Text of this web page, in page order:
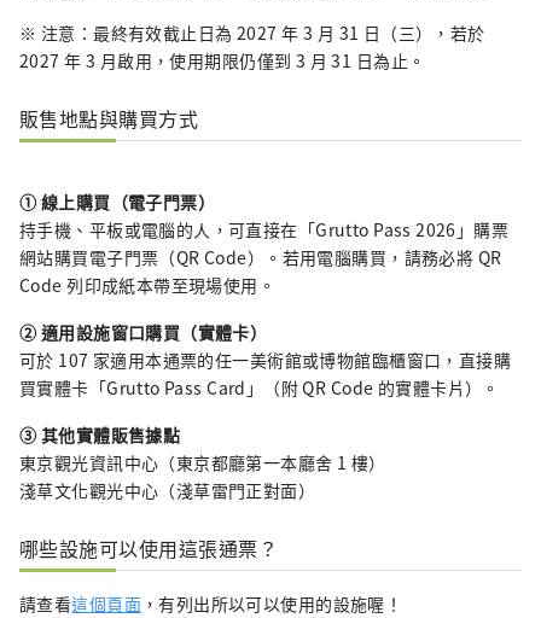
※ 注意：最終有效截止日為 2027 年 3 月 31 日（三），若於
2027 年 3 月啟用，使用期限仍僅到 3 月 31 日為止。
販售地點與購買方式
① 線上購買（電子門票）
持手機、平板或電腦的人，可直接在「Grutto Pass 2026」購票
網站購買電子門票（QR Code）。若用電腦購買，請務必將 QR
Code 列印成紙本帶至現場使用。
② 適用設施窗口購買（實體卡）
可於 107 家適用本通票的任一美術館或博物館臨櫃窗口，直接購
買實體卡「Grutto Pass Card」（附 QR Code 的實體卡片）。
③ 其他實體販售據點
東京觀光資訊中心（東京都廳第一本廳舍 1 樓）
淺草文化觀光中心（淺草雷門正對面）
哪些設施可以使用這張通票？
請查看這個頁面，有列出所以可以使用的設施喔！